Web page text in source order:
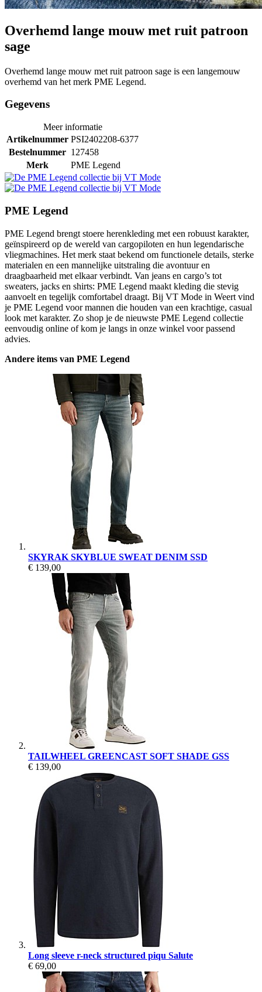
Overhemd lange mouw met ruit patroon
sage
Overhemd lange mouw met ruit patroon sage is een langemouw
overhemd van het merk PME Legend.
Gegevens
Meer informatie
Artikelnummer PSI2402208-6377
Bestelnummer 127458
Merk
PME Legend
PME Legend
PME Legend brengt stoere herenkleding met een robuust karakter,
geïnspireerd op de wereld van cargopiloten en hun legendarische
vliegmachines. Het merk staat bekend om functionele details, sterke
materialen en een mannelijke uitstraling die avontuur en
draagbaarheid met elkaar verbindt. Van jeans en cargo’s tot
sweaters, jacks en shirts: PME Legend maakt kleding die stevig
aanvoelt en tegelijk comfortabel draagt. Bij VT Mode in Weert vind
je PME Legend voor mannen die houden van een krachtige, casual
look met karakter. Zo shop je de nieuwste PME Legend collectie
eenvoudig online of kom je langs in onze winkel voor passend
advies.
Andere items van PME Legend
SKYRAK SKYBLUE SWEAT DENIM SSD
€ 139,00
TAILWHEEL GREENCAST SOFT SHADE GSS
€ 139,00
Long sleeve r-neck structured piqu Salute
€ 69,00